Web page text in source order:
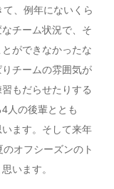
、例年にないくら
チーム状況で、そ
ができなかったな
チームの雰囲気が
もだらせたりする
人の後輩ととも
ます。そして来年
オフシーズンのト
います。